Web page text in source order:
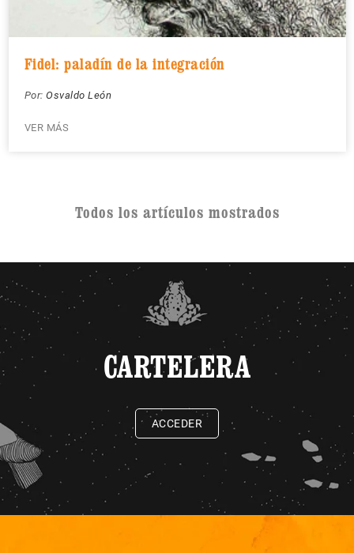
Fidel: paladín de la integración
Por: Osvaldo León
VER MÁS
Todos los artículos mostrados
CARTELERA
ACCEDER